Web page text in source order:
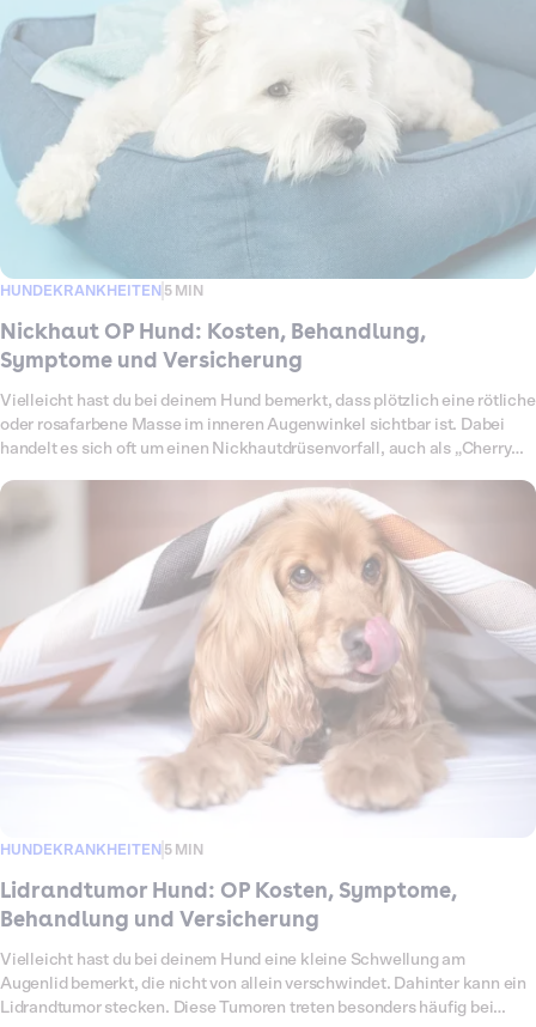
welche Kosten auf dich zukommen können und wie Dalma dich
finanziell unterstützt.
HUNDEKRANKHEITEN 5 MIN
Nickhaut OP Hund: Kosten, Behandlung,
Symptome und Versicherung
Vielleicht hast du bei deinem Hund bemerkt, dass plötzlich eine rötliche
oder rosafarbene Masse im inneren Augenwinkel sichtbar ist. Dabei
handelt es sich oft um einen Nickhautdrüsenvorfall, auch als „Cherry
schützt und befeuchtet. Fällt die Nickhautdrüse vor, ist sie entzündet
oder geschwollen, ist eine tierärztliche Behandlung notwendig. Eine
Operation ist meist die einzige dauerhafte Lösung, da die Drüse nicht
einfach wieder reingedrückt werden kann, ohne dass sie erneut
hervortritt. Welche Ursachen es gibt, wie eine Operation abläuft, mit
welchen Kosten du rechnen musst und welche Leistungen Dalma im
Ernstfall übernimmt, erfährst du hier.
HUNDEKRANKHEITEN 5 MIN
Lidrandtumor Hund: OP Kosten, Symptome,
Behandlung und Versicherung
Vielleicht hast du bei deinem Hund eine kleine Schwellung am
Augenlid bemerkt, die nicht von allein verschwindet. Dahinter kann ein
Lidrandtumor stecken. Diese Tumoren treten besonders häufig bei